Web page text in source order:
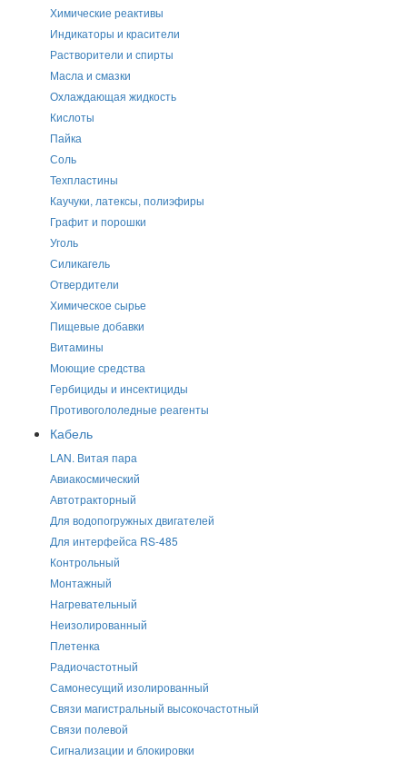
Химические реактивы
Индикаторы и красители
Растворители и спирты
Масла и смазки
Охлаждающая жидкость
Кислоты
Пайка
Соль
Техпластины
Каучуки, латексы, полиэфиры
Графит и порошки
Уголь
Силикагель
Отвердители
Химическое сырье
Пищевые добавки
Витамины
Моющие средства
Гербициды и инсектициды
Противогололедные реагенты
Кабель
LAN. Витая пара
Авиакосмический
Автотракторный
Для водопогружных двигателей
Для интерфейса RS-485
Контрольный
Монтажный
Нагревательный
Неизолированный
Плетенка
Радиочастотный
Самонесущий изолированный
Связи магистральный высокочастотный
Связи полевой
Сигнализации и блокировки